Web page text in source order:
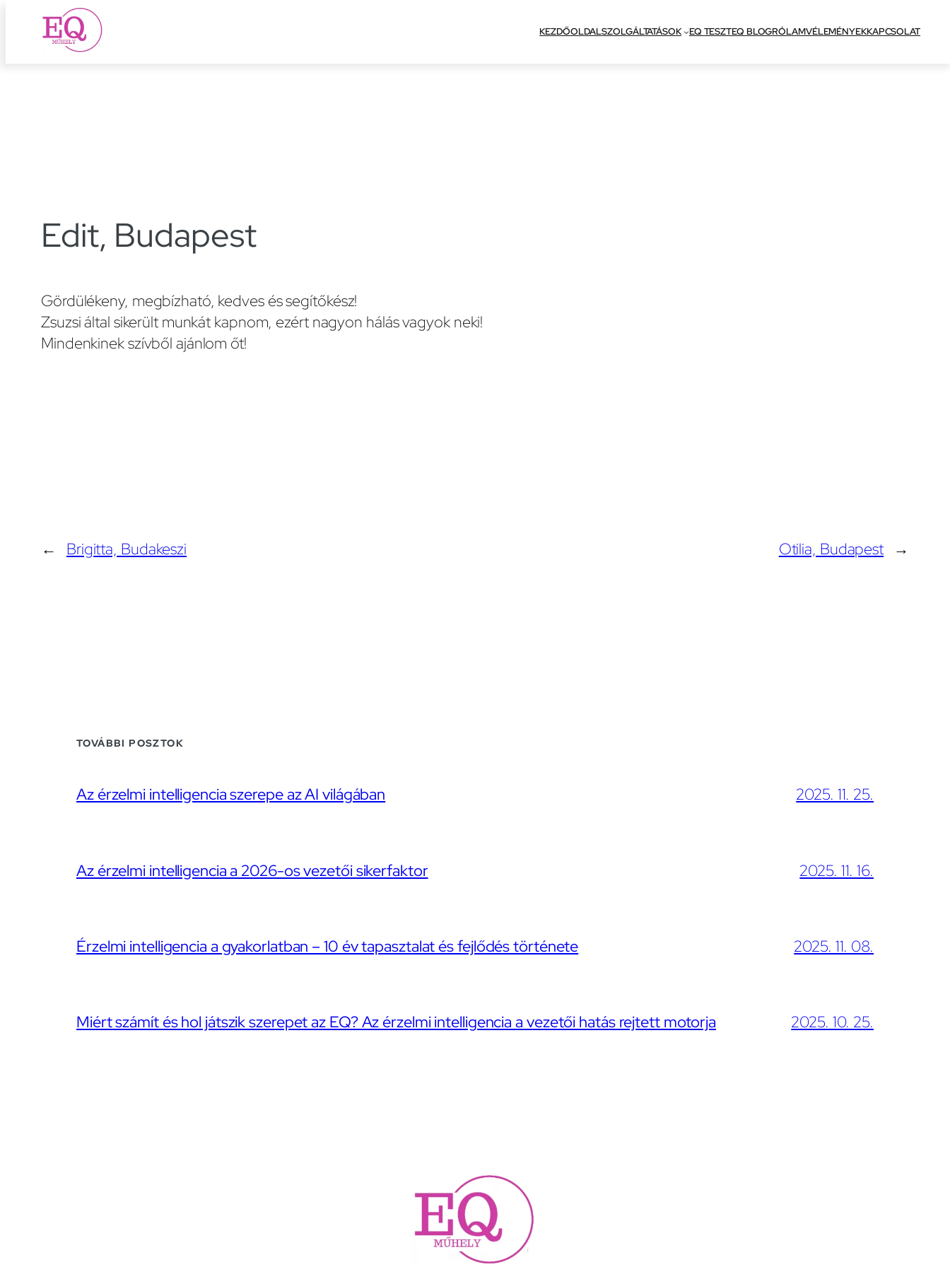
KEZDŐOLDALSZOLGÁLTATÁSOK EQ TESZTEQ BLOGRÓLAMVÉLEMÉNYEKKAPCSOLAT
Edit, Budapest
Gördülékeny, megbízható, kedves és segítőkész!
Zsuzsi által sikerült munkát kapnom, ezért nagyon hálás vagyok neki!
Mindenkinek szívből ajánlom őt!
← Brigitta, Budakeszi Otilia, Budapest →
TOVÁBBI POSZTOK
Az érzelmi intelligencia szerepe az AI világában 2025. 11. 25.
Az érzelmi intelligencia a 2026-os vezetői sikerfaktor 2025. 11. 16.
Érzelmi intelligencia a gyakorlatban – 10 év tapasztalat és fejlődés története 2025. 11. 08.
Miért számít és hol játszik szerepet az EQ? Az érzelmi intelligencia a vezetői hatás rejtett motorja 2025. 10. 25.